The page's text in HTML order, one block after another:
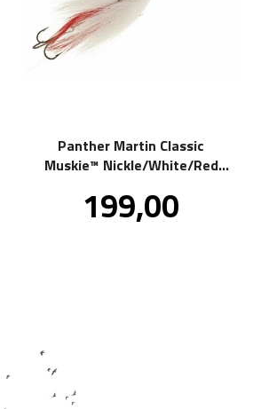
Panther Martin Classic
Muskie™ Nickle/White/Red
Pris
199,00